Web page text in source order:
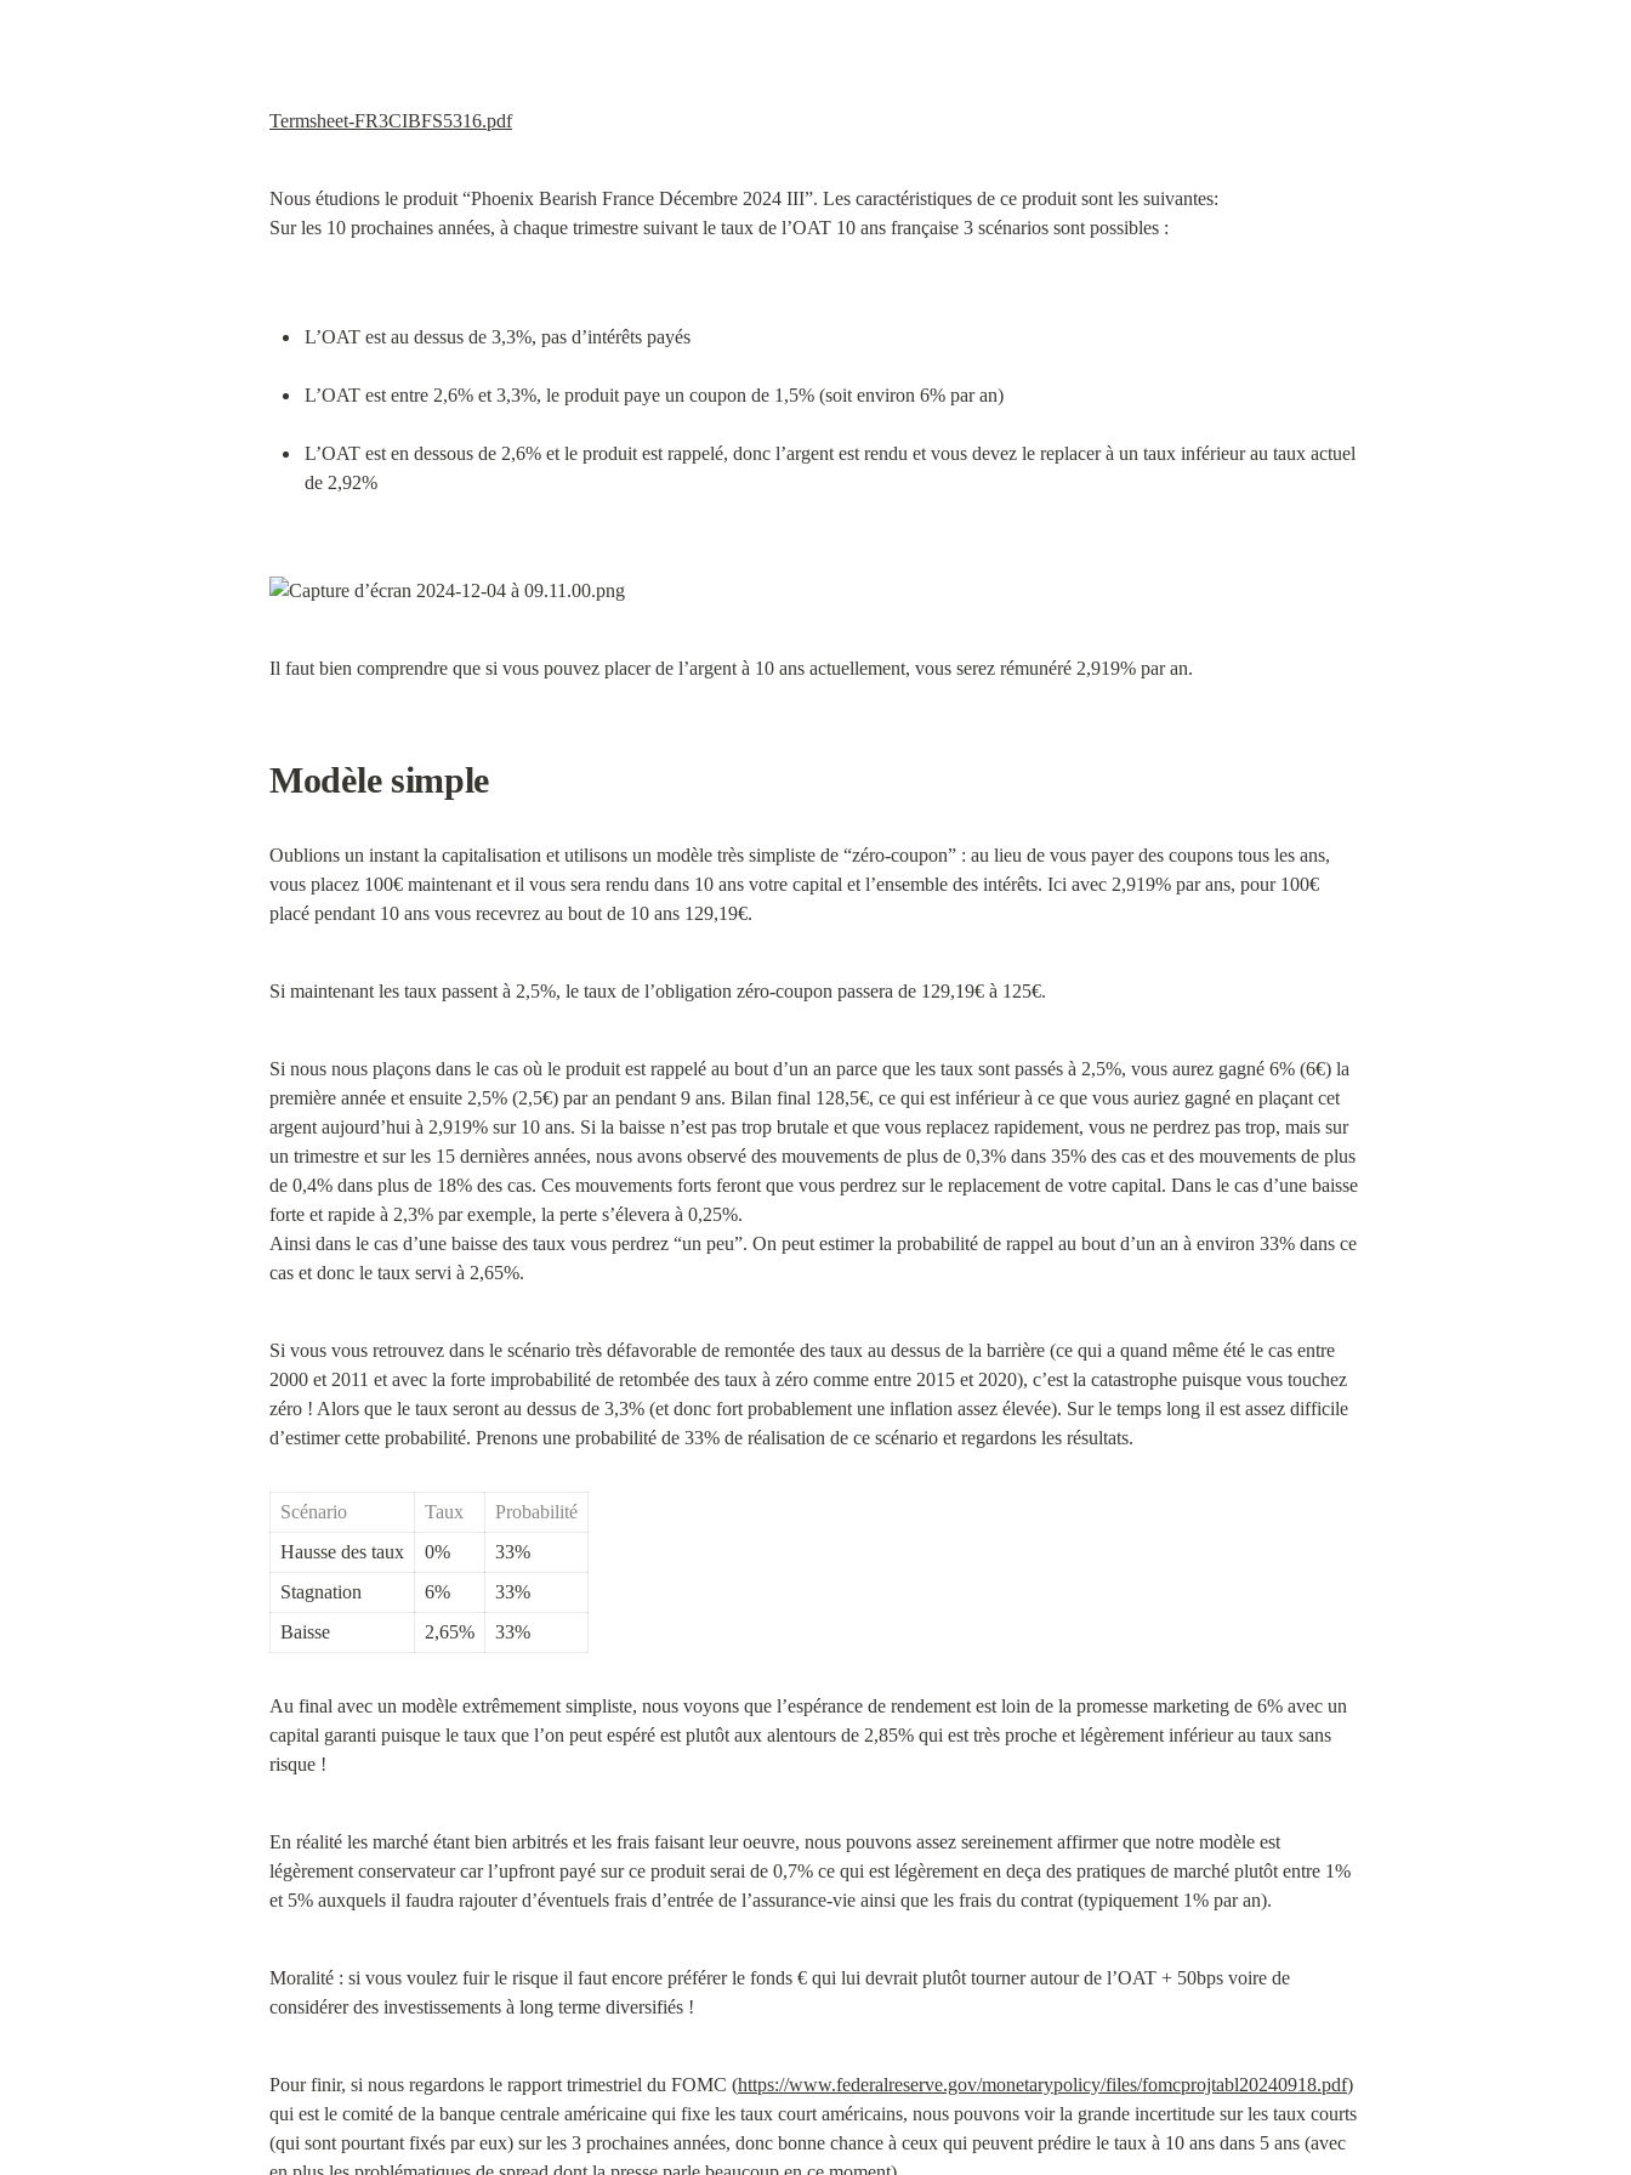
Termsheet-FR3CIBFS5316.pdf
Nous étudions le produit “Phoenix Bearish France Décembre 2024 III”. Les caractéristiques de ce produit sont les suivantes:
Sur les 10 prochaines années, à chaque trimestre suivant le taux de l’OAT 10 ans française 3 scénarios sont possibles :
L’OAT est au dessus de 3,3%, pas d’intérêts payés
L’OAT est entre 2,6% et 3,3%, le produit paye un coupon de 1,5% (soit environ 6% par an)
L’OAT est en dessous de 2,6% et le produit est rappelé, donc l’argent est rendu et vous devez le replacer à un taux inférieur au taux actuel
de 2,92%
Il faut bien comprendre que si vous pouvez placer de l’argent à 10 ans actuellement, vous serez rémunéré 2,919% par an.
Modèle simple
Oublions un instant la capitalisation et utilisons un modèle très simpliste de “zéro-coupon” : au lieu de vous payer des coupons tous les ans,
vous placez 100€ maintenant et il vous sera rendu dans 10 ans votre capital et l’ensemble des intérêts. Ici avec 2,919% par ans, pour 100€
placé pendant 10 ans vous recevrez au bout de 10 ans 129,19€.
Si maintenant les taux passent à 2,5%, le taux de l’obligation zéro-coupon passera de 129,19€ à 125€.
Si nous nous plaçons dans le cas où le produit est rappelé au bout d’un an parce que les taux sont passés à 2,5%, vous aurez gagné 6% (6€) la
première année et ensuite 2,5% (2,5€) par an pendant 9 ans. Bilan final 128,5€, ce qui est inférieur à ce que vous auriez gagné en plaçant cet
argent aujourd’hui à 2,919% sur 10 ans. Si la baisse n’est pas trop brutale et que vous replacez rapidement, vous ne perdrez pas trop, mais sur
un trimestre et sur les 15 dernières années, nous avons observé des mouvements de plus de 0,3% dans 35% des cas et des mouvements de plus
de 0,4% dans plus de 18% des cas. Ces mouvements forts feront que vous perdrez sur le replacement de votre capital. Dans le cas d’une baisse
forte et rapide à 2,3% par exemple, la perte s’élevera à 0,25%.
Ainsi dans le cas d’une baisse des taux vous perdrez “un peu”. On peut estimer la probabilité de rappel au bout d’un an à environ 33% dans ce
cas et donc le taux servi à 2,65%.
Si vous vous retrouvez dans le scénario très défavorable de remontée des taux au dessus de la barrière (ce qui a quand même été le cas entre
2000 et 2011 et avec la forte improbabilité de retombée des taux à zéro comme entre 2015 et 2020), c’est la catastrophe puisque vous touchez
zéro ! Alors que le taux seront au dessus de 3,3% (et donc fort probablement une inflation assez élevée). Sur le temps long il est assez difficile
d’estimer cette probabilité. Prenons une probabilité de 33% de réalisation de ce scénario et regardons les résultats.
Scénario Taux
Probabilité
Hausse des taux
0%
33%
Stagnation
6%
33%
Baisse
2,65% 33%
Au final avec un modèle extrêmement simpliste, nous voyons que l’espérance de rendement est loin de la promesse marketing de 6% avec un
capital garanti puisque le taux que l’on peut espéré est plutôt aux alentours de 2,85% qui est très proche et légèrement inférieur au taux sans
risque !
En réalité les marché étant bien arbitrés et les frais faisant leur oeuvre, nous pouvons assez sereinement affirmer que notre modèle est
légèrement conservateur car l’upfront payé sur ce produit serai de 0,7% ce qui est légèrement en deça des pratiques de marché plutôt entre 1%
et 5% auxquels il faudra rajouter d’éventuels frais d’entrée de l’assurance-vie ainsi que les frais du contrat (typiquement 1% par an).
Moralité : si vous voulez fuir le risque il faut encore préférer le fonds € qui lui devrait plutôt tourner autour de l’OAT + 50bps voire de
considérer des investissements à long terme diversifiés !
Pour finir, si nous regardons le rapport trimestriel du FOMC (https://www.federalreserve.gov/monetarypolicy/files/fomcprojtabl20240918.pdf)
qui est le comité de la banque centrale américaine qui fixe les taux court américains, nous pouvons voir la grande incertitude sur les taux courts
(qui sont pourtant fixés par eux) sur les 3 prochaines années, donc bonne chance à ceux qui peuvent prédire le taux à 10 ans dans 5 ans (avec